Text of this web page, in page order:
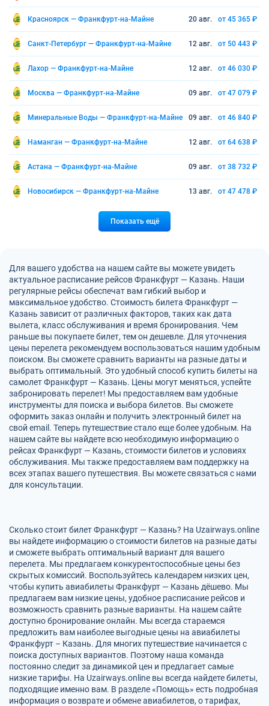
Красноярск — Франкфурт-на-Майне 20 авг. от 45 365 ₽
Санкт-Петербург — Франкфурт-на-Майне 12 авг. от 50 443 ₽
Лахор — Франкфурт-на-Майне 12 авг. от 46 030 ₽
Москва — Франкфурт-на-Майне 09 авг. от 47 079 ₽
Минеральные Воды — Франкфурт-на-Майне 09 авг. от 46 840 ₽
Наманган — Франкфурт-на-Майне 12 авг. от 64 638 ₽
Астана — Франкфурт-на-Майне 09 авг. от 38 732 ₽
Новосибирск — Франкфурт-на-Майне 13 авг. от 47 478 ₽
Показать ещё
Для вашего удобства на нашем сайте вы можете увидеть
актуальное расписание рейсов Франкфурт — Казань. Наши
регулярные рейсы обеспечат вам гибкий выбор и
максимальное удобство. Стоимость билета Франкфурт —
Казань зависит от различных факторов, таких как дата
вылета, класс обслуживания и время бронирования. Чем
раньше вы покупаете билет, тем он дешевле. Для уточнения
цены перелета рекомендуем воспользоваться нашим удобным
поиском. Вы сможете сравнить варианты на разные даты и
выбрать оптимальный. Это удобный способ купить билеты на
самолет Франкфурт — Казань. Цены могут меняться, успейте
забронировать перелет! Мы предоставляем вам удобные
инструменты для поиска и выбора билетов. Вы сможете
оформить заказ онлайн и получить электронный билет на
свой email. Теперь путешествие стало еще более удобным. На
нашем сайте вы найдете всю необходимую информацию о
рейсах Франкфурт — Казань, стоимости билетов и условиях
обслуживания. Мы также предоставляем вам поддержку на
всех этапах вашего путешествия. Вы можете связаться с нами
для консультации.
Сколько стоит билет Франкфурт — Казань? На Uzairways.online
вы найдете информацию о стоимости билетов на разные даты
и сможете выбрать оптимальный вариант для вашего
перелета. Мы предлагаем конкурентоспособные цены без
скрытых комиссий. Воспользуйтесь календарем низких цен,
чтобы купить авиабилеты Франкфурт — Казань дёшево. Мы
предлагаем вам низкие цены, удобное расписание рейсов и
возможность сравнить разные варианты. На нашем сайте
доступно бронирование онлайн. Мы всегда стараемся
предложить вам наиболее выгодные цены на авиабилеты
Франкфурт – Казань. Для многих путешествие начинается с
поиска доступных вариантов. Поэтому наша команда
постоянно следит за динамикой цен и предлагает самые
низкие тарифы. На Uzairways.online вы всегда найдете билеты,
подходящие именно вам. В разделе «Помощь» есть подробная
информация о возврате и обмене авиабилетов, о тарифах,